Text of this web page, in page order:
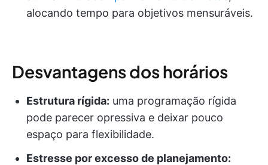
alocando tempo para objetivos mensuráveis.
Desvantagens dos horários
Estrutura rígida: uma programação rígida
pode parecer opressiva e deixar pouco
espaço para flexibilidade.
Estresse por excesso de planejamento: